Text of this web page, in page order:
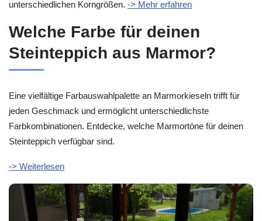
unterschiedlichen Korngrößen. -> Mehr erfahren
Welche Farbe für deinen
Steinteppich aus Marmor?
Eine vielfältige Farbauswahlpalette an Marmorkieseln trifft für
jeden Geschmack und ermöglicht unterschiedlichste
Farbkombinationen. Entdecke, welche Marmortöne für deinen
Steinteppich verfügbar sind.
-> Weiterlesen